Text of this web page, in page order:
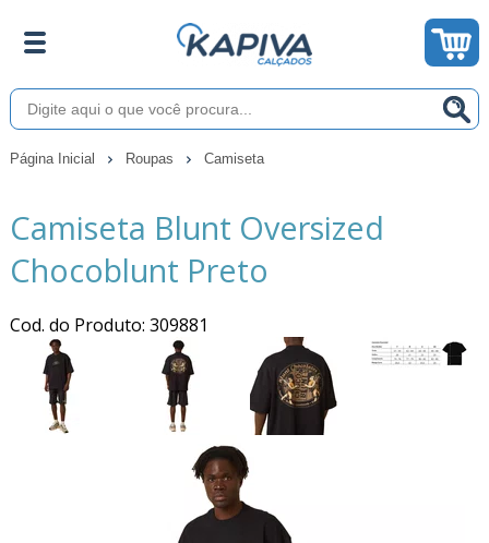
Página Inicial Roupas Camiseta
Camiseta Blunt Oversized
Chocoblunt Preto
Cod. do Produto: 309881